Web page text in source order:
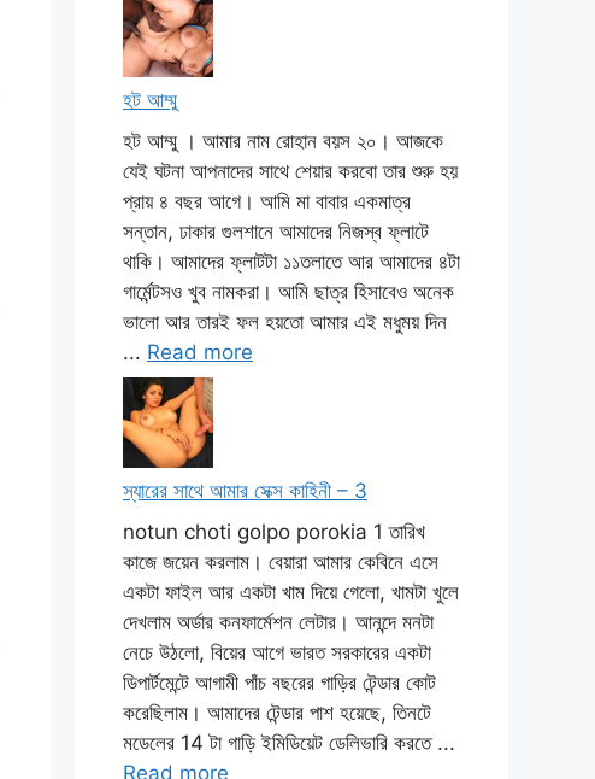
হট আম্মু
হট আম্মু । আমার নাম রোহান বয়স ২০। আজকে
যেই ঘটনা আপনাদের সাথে শেয়ার করবো তার শুরু হয়
প্রায় ৪ বছর আগে। আমি মা বাবার একমাত্র
সন্তান, ঢাকার গুলশানে আমাদের নিজস্ব ফ্লাটে
থাকি। আমাদের ফ্লাটটা ১১তলাতে আর আমাদের ৪টা
গার্মেন্টসও খুব নামকরা। আমি ছাত্র হিসাবেও অনেক
ভালো আর তারই ফল হয়তো আমার এই মধুময় দিন
... Read more
স্যারের সাথে আমার সেক্স কাহিনী – 3
notun choti golpo porokia 1 তারিখ
কাজে জয়েন করলাম। বেয়ারা আমার কেবিনে এসে
একটা ফাইল আর একটা খাম দিয়ে গেলো, খামটা খুলে
দেখলাম অর্ডার কনফার্মেশন লেটার। আনন্দে মনটা
নেচে উঠলো, বিয়ের আগে ভারত সরকারের একটা
ডিপার্টমেন্টে আগামী পাঁচ বছরের গাড়ির টেন্ডার কোট
করেছিলাম। আমাদের টেন্ডার পাশ হয়েছে, তিনটে
মডেলের 14 টা গাড়ি ইমিডিয়েট ডেলিভারি করতে ...
Read more